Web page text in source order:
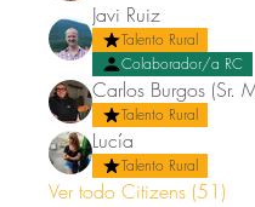
Javi Ruiz
Talento Rural
Colaborador/a RC
Talento Rural
Lucía
Talento Rural
Ver todo Citizens (51)